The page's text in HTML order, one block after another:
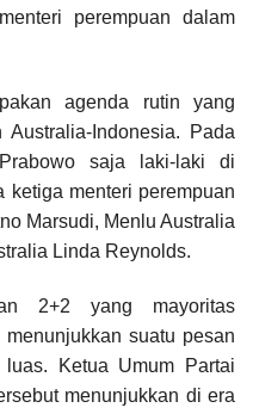
perempuan dalam
agenda rutin yang
Indonesia. Pada
saja laki-laki di
ketiga menteri perempuan
Marsudi, Menlu Australia
Linda Reynolds.
2+2 yang mayoritas
suatu pesan
Ketua Umum Partai
menunjukkan di era